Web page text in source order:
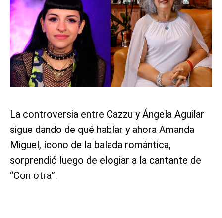
La controversia entre Cazzu y Ángela Aguilar
sigue dando de qué hablar y ahora Amanda
Miguel, ícono de la balada romántica,
sorprendió luego de elogiar a la cantante de
“Con otra”.